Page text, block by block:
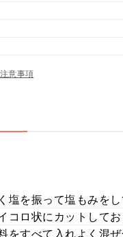
意事項
塩を振って塩もみを
コロ状にカットしてお
をすべて入れよく混ぜ